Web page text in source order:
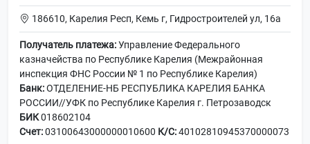
186610, Карелия Респ, Кемь г, Гидростроителей ул, 16а
Получатель платежа:Управление Федерального
казначейства по Республике Карелия (Межрайонная
инспекция ФНС России № 1 по Республике Карелия)
Банк:ОТДЕЛЕНИЕ-НБ РЕСПУБЛИКА КАРЕЛИЯ БАНКА
РОССИИ//УФК по Республике Карелия г. Петрозаводск
БИК018602104
Счет:03100643000000010600 К/С:40102810945370000073